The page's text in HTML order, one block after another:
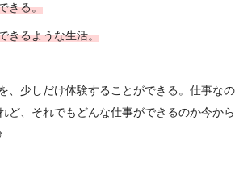
きる。
きるような生活。
、少しだけ体験することができる。仕事なの
ど、それでもどんな仕事ができるのか今から